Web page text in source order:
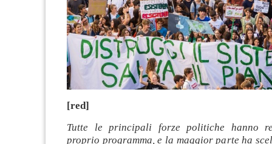
[red]
Tutte le principali forze politiche hanno
proprio programma, e la maggior parte ha